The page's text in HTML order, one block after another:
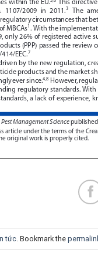
tức . Bookmark the